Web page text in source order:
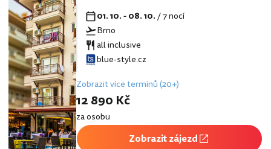
01. 10. - 08. 10./ 7 nocí
Brno
all inclusive
blue-style.cz
Zobrazit více termínů (20+)
12 890 Kč
za osobu
Zobrazit zájezd